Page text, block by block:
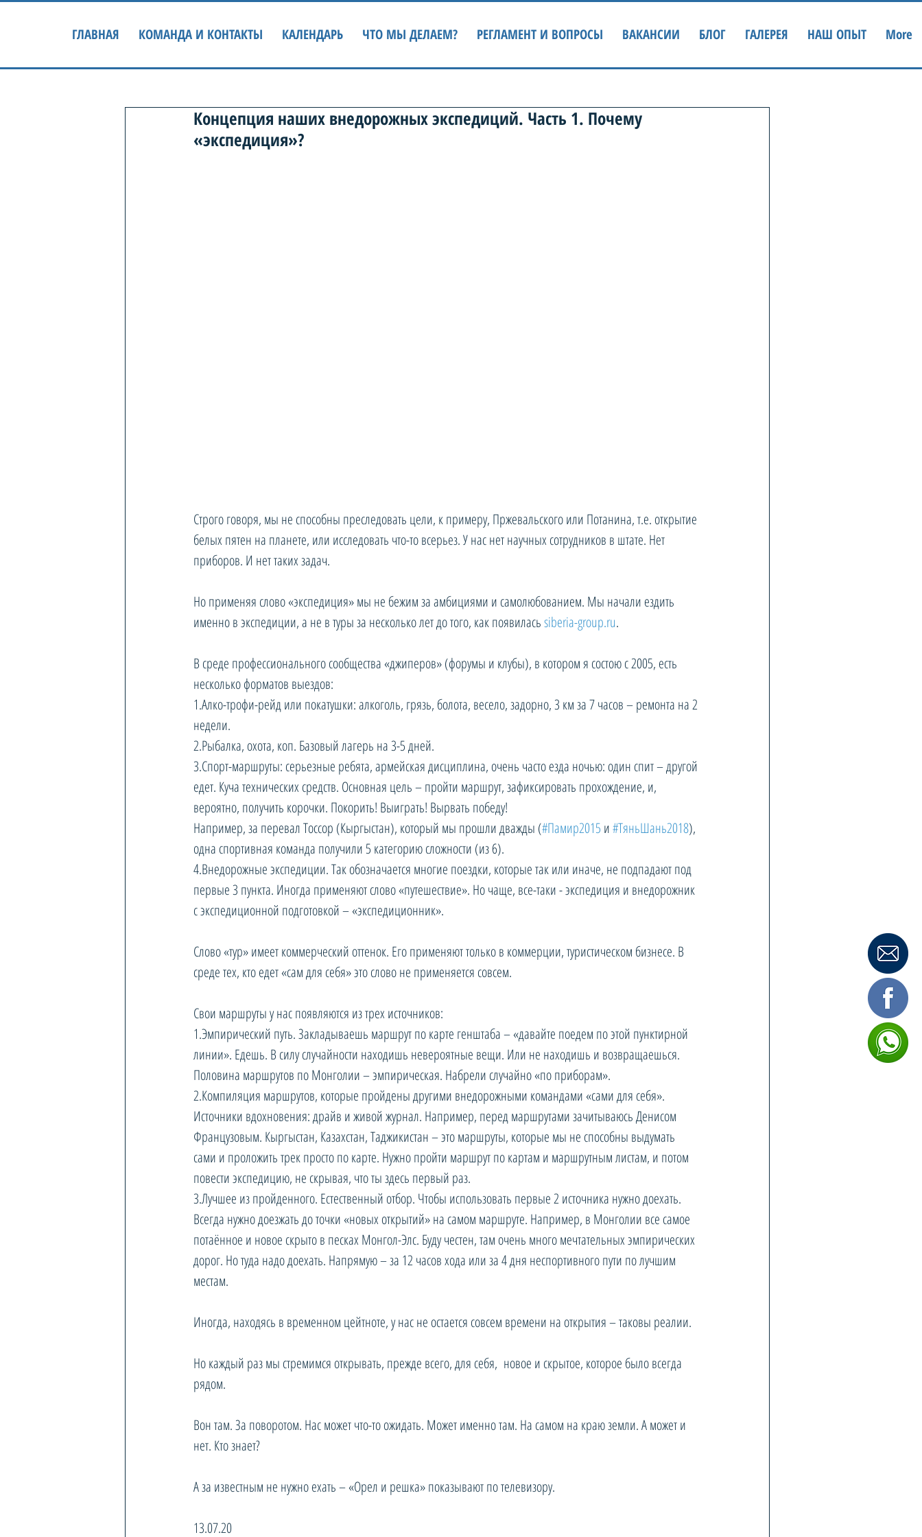
ГЛАВНАЯ КОМАНДА И КОНТАКТЫ КАЛЕНДАРЬ ЧТО МЫ ДЕЛАЕМ? РЕГЛАМЕНТ И ВОПРОСЫ ВАКАНСИИ БЛОГ ГАЛЕРЕЯ НАШ ОПЫТ More
Концепция наших внедорожных экспедиций. Часть 1. Почему
«экспедиция»?
Строго говоря, мы не способны преследовать цели, к примеру, Пржевальского или Потанина, т.е. открытие
белых пятен на планете, или исследовать что-то всерьез. У нас нет научных сотрудников в штате. Нет
приборов. И нет таких задач.
Но применяя слово «экспедиция» мы не бежим за амбициями и самолюбованием. Мы начали ездить
именно в экспедиции, а не в туры за несколько лет до того, как появилась siberia-group.ru.
В среде профессионального сообщества «джиперов» (форумы и клубы), в котором я состою с 2005, есть
несколько форматов выездов:
1.Алко-трофи-рейд или покатушки: алкоголь, грязь, болота, весело, задорно, 3 км за 7 часов – ремонта на 2
недели.
2.Рыбалка, охота, коп. Базовый лагерь на 3-5 дней.
3.Спорт-маршруты: серьезные ребята, армейская дисциплина, очень часто езда ночью: один спит – другой
едет. Куча технических средств. Основная цель – пройти маршрут, зафиксировать прохождение, и,
вероятно, получить корочки. Покорить! Выиграть! Вырвать победу!
Например, за перевал Тоссор (Кыргыстан), который мы прошли дважды (#Памир2015 и #ТяньШань2018),
одна спортивная команда получили 5 категорию сложности (из 6).
4.Внедорожные экспедиции. Так обозначается многие поездки, которые так или иначе, не подпадают под
первые 3 пункта. Иногда применяют слово «путешествие». Но чаще, все-таки - экспедиция и внедорожник
с экспедиционной подготовкой – «экспедиционник».
Слово «тур» имеет коммерческий оттенок. Его применяют только в коммерции, туристическом бизнесе. В
среде тех, кто едет «сам для себя» это слово не применяется совсем.
Свои маршруты у нас появляются из трех источников:
1.Эмпирический путь. Закладываешь маршрут по карте генштаба – «давайте поедем по этой пунктирной
линии». Едешь. В силу случайности находишь невероятные вещи. Или не находишь и возвращаешься.
Половина маршрутов по Монголии – эмпирическая. Набрели случайно «по приборам».
2.Компиляция маршрутов, которые пройдены другими внедорожными командами «сами для себя».
Источники вдохновения: драйв и живой журнал. Например, перед маршрутами зачитываюсь Денисом
Французовым. Кыргыстан, Казахстан, Таджикистан – это маршруты, которые мы не способны выдумать
сами и проложить трек просто по карте. Нужно пройти маршрут по картам и маршрутным листам, и потом
повести экспедицию, не скрывая, что ты здесь первый раз.
3.Лучшее из пройденного. Естественный отбор. Чтобы использовать первые 2 источника нужно доехать.
Всегда нужно доезжать до точки «новых открытий» на самом маршруте. Например, в Монголии все самое
потаённое и новое скрыто в песках Монгол-Элс. Буду честен, там очень много мечтательных эмпирических
дорог. Но туда надо доехать. Напрямую – за 12 часов хода или за 4 дня неспортивного пути по лучшим
местам.
Иногда, находясь в временном цейтноте, у нас не остается совсем времени на открытия – таковы реалии.
Но каждый раз мы стремимся открывать, прежде всего, для себя,  новое и скрытое, которое было всегда
рядом.
Вон там. За поворотом. Нас может что-то ожидать. Может именно там. На самом на краю земли. А может и
нет. Кто знает?
А за известным не нужно ехать – «Орел и решка» показывают по телевизору.
13.07.20